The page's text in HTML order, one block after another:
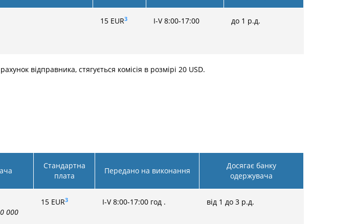
15 EUR3 I-V 8:00-17:00 до 1 р.д.
відправника, стягується комісія в розмірі 20 USD.
Стандартна
плата
Передано на виконання
Досягає банку
одержувача
000
15 EUR3 I-V 8:00-17:00 год . від 1 до 3 р.д.